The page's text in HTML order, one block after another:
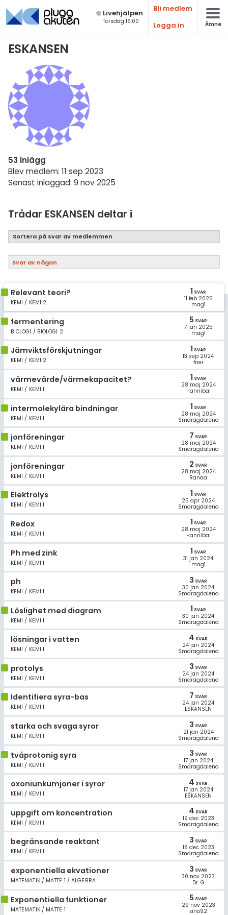
Live­hjälpen
Torsdag 16:00
Bli medlem
Logga in
Ämne
ESKANSEN
53 inlägg
Blev medlem: 11 sep 2023
Senast inloggad: 9 nov 2025
Trådar ESKANSEN deltar i
Sortera på svar av medlemmen
Svar av någon
Relevant teori?
KEMI / KEMI 2
1 SVAR
11 feb 2025
mag1
fermentering
BIOLOGI / BIOLOGI 2
5 SVAR
7 jan 2025
mag1
Jämviktsförskjutningar
KEMI / KEMI 2
1 SVAR
13 sep 2024
fner
värmevärde/värmekapacitet?
KEMI / KEMI 1
1 SVAR
28 maj 2024
Hannibal
intermolekylära bindningar
KEMI / KEMI 1
1 SVAR
28 maj 2024
Smaragdalena
jonföreningar
KEMI / KEMI 1
7 SVAR
28 maj 2024
Smaragdalena
jonföreningar
KEMI / KEMI 1
2 SVAR
28 maj 2024
Ranaa
Elektrolys
KEMI / KEMI 1
1 SVAR
25 apr 2024
Smaragdalena
Redox
KEMI / KEMI 1
1 SVAR
28 maj 2024
Hannibal
Ph med zink
KEMI / KEMI 1
1 SVAR
31 jan 2024
mag1
ph
KEMI / KEMI 1
3 SVAR
30 jan 2024
Smaragdalena
Löslighet med diagram
KEMI / KEMI 1
1 SVAR
30 jan 2024
Smaragdalena
lösningar i vatten
KEMI / KEMI 1
4 SVAR
24 jan 2024
Smaragdalena
protolys
KEMI / KEMI 1
3 SVAR
24 jan 2024
Smaragdalena
Identifiera syra-bas
KEMI / KEMI 1
7 SVAR
24 jan 2024
ESKANSEN
starka och svaga syror
KEMI / KEMI 1
3 SVAR
21 jan 2024
Smaragdalena
tvåprotonig syra
KEMI / KEMI 1
3 SVAR
17 jan 2024
Smaragdalena
oxoniunkumjoner i syror
KEMI / KEMI 1
4 SVAR
17 jan 2024
ESKANSEN
uppgift om koncentration
KEMI / KEMI 1
4 SVAR
19 dec 2023
Smaragdalena
begränsande reaktant
KEMI / KEMI 1
3 SVAR
18 dec 2023
Smaragdalena
exponentiella ekvationer
MATEMATIK / MATTE 1 / ALGEBRA
3 SVAR
30 nov 2023
Dr. G
Exponentiella funktioner
MATEMATIK / MATTE 1
5 SVAR
29 nov 2023
zino92
Matematik
Engelska
Fler språk
Samhällsorientering
Fler ämnen
Övriga diskussioner
Topplistor
Om Pluggakuten
Allmänna villkor
Cookie-inställningar